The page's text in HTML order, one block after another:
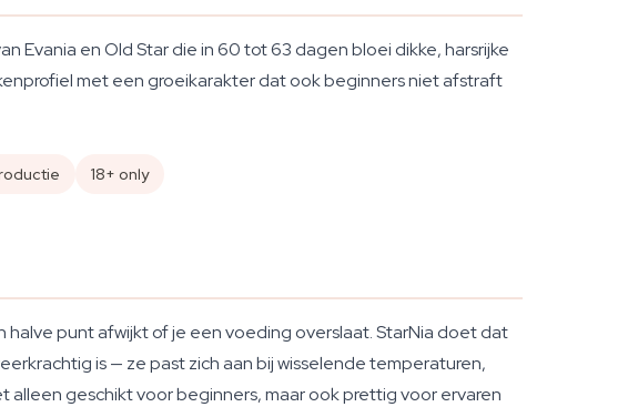
Evania en Old Star die in 60 tot 63 dagen bloei dikke, harsrijke
met een groeikarakter dat ook beginners niet afstraft
18+ only
punt afwijkt of je een voeding overslaat. StarNia doet dat
is — ze past zich aan bij wisselende temperaturen,
geschikt voor beginners, maar ook prettig voor ervaren